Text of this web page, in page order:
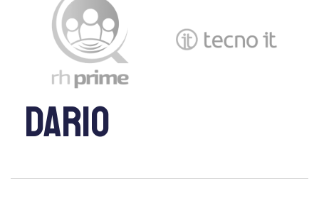
dario